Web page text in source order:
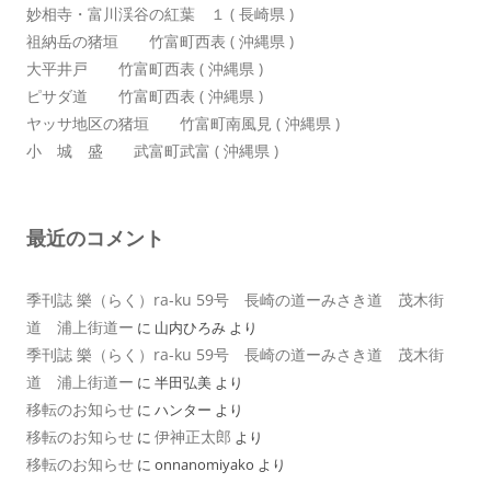
妙相寺・富川渓谷の紅葉 １ ( 長崎県 )
祖納岳の猪垣 竹富町西表 ( 沖縄県 )
大平井戸 竹富町西表 ( 沖縄県 )
ピサダ道 竹富町西表 ( 沖縄県 )
ヤッサ地区の猪垣 竹富町南風見 ( 沖縄県 )
小 城 盛 武富町武富 ( 沖縄県 )
最近のコメント
季刊誌 樂（らく）ra-ku 59号 長崎の道ーみさき道 茂木街
道 浦上街道ー に 山内ひろみ より
季刊誌 樂（らく）ra-ku 59号 長崎の道ーみさき道 茂木街
道 浦上街道ー に 半田弘美 より
移転のお知らせ に ハンター より
移転のお知らせ に 伊神正太郎 より
移転のお知らせ に onnanomiyako より